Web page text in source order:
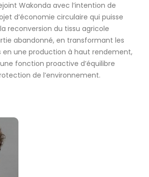
Wakonda avec l’intention de
d’économie circulaire qui puisse
reconversion du tissu agricole
abandonné, en transformant les
en une production à haut rendement,
fonction proactive d’équilibre
de l’environnement.